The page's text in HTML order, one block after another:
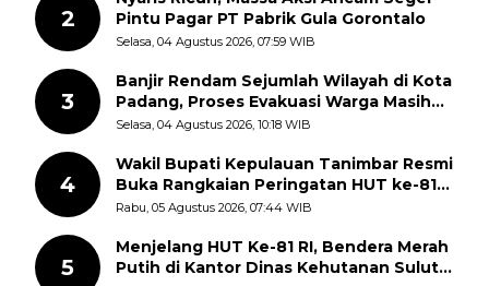
2
Pintu Pagar PT Pabrik Gula Gorontalo
Selasa, 04 Agustus 2026, 07:59 WIB
3
Banjir Rendam Sejumlah Wilayah di Kota
Padang, Proses Evakuasi Warga Masih
Berlangsung
Selasa, 04 Agustus 2026, 10:18 WIB
4
Wakil Bupati Kepulauan Tanimbar Resmi
Buka Rangkaian Peringatan HUT ke-81
Kemerdekaan RI, ASN Diajak Perkuat
Rabu, 05 Agustus 2026, 07:44 WIB
5
Menjelang HUT Ke-81 RI, Bendera Merah
Putih di Kantor Dinas Kehutanan Sulut